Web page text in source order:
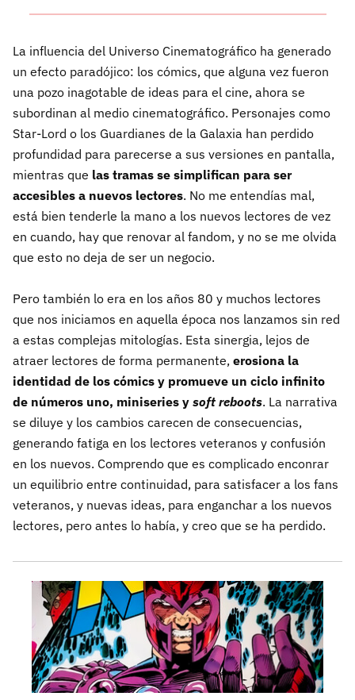
La influencia del Universo Cinematográfico ha generado
un efecto paradójico: los cómics, que alguna vez fueron
una pozo inagotable de ideas para el cine, ahora se
subordinan al medio cinematográfico. Personajes como
Star-Lord o los Guardianes de la Galaxia han perdido
profundidad para parecerse a sus versiones en pantalla,
mientras que las tramas se simplifican para ser
accesibles a nuevos lectores. No me entendías mal,
está bien tenderle la mano a los nuevos lectores de vez
en cuando, hay que renovar al fandom, y no se me olvida
que esto no deja de ser un negocio.
Pero también lo era en los años 80 y muchos lectores
que nos iniciamos en aquella época nos lanzamos sin red
a estas complejas mitologías. Esta sinergia, lejos de
atraer lectores de forma permanente, erosiona la
identidad de los cómics y promueve un ciclo infinito
de números uno, miniseries y soft reboots. La narrativa
se diluye y los cambios carecen de consecuencias,
generando fatiga en los lectores veteranos y confusión
en los nuevos. Comprendo que es complicado enconrar
un equilibrio entre continuidad, para satisfacer a los fans
veteranos, y nuevas ideas, para enganchar a los nuevos
lectores, pero antes lo había, y creo que se ha perdido.